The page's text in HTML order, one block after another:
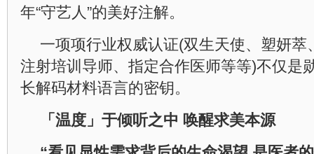
年“守艺人”的美好注解。
一项项行业权威认证(双生天使、塑妍萃
注射培训导师、指定合作医师等等)不仅是
长解码材料语言的密钥。
「温度」于倾听之中 唤醒求美本源